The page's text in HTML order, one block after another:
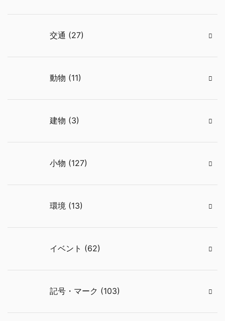
交通 (27)
動物 (11)
建物 (3)
小物 (127)
環境 (13)
イベント (62)
記号・マーク (103)